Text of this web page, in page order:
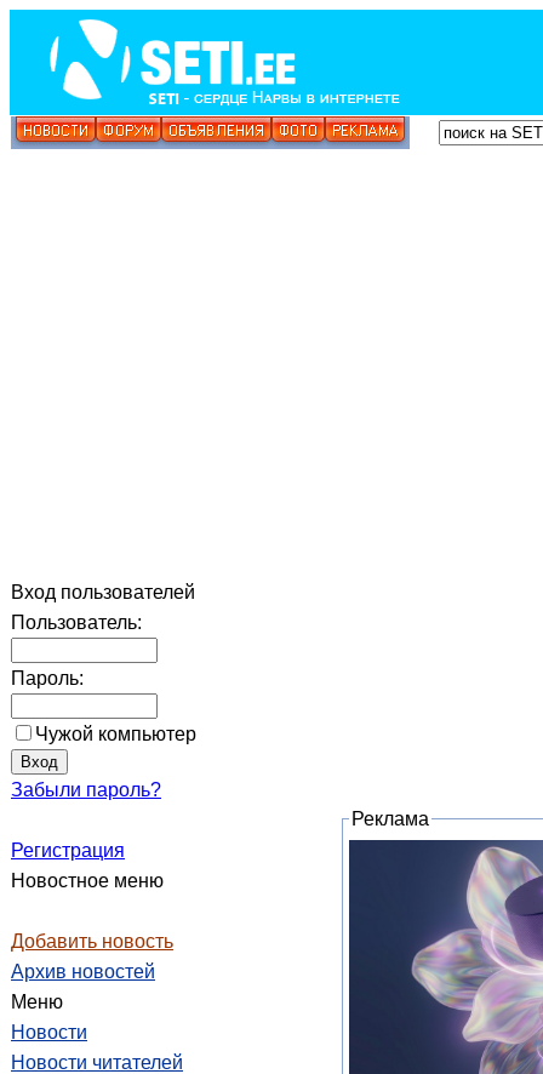
Вход пользователей
Пользователь:
Пароль:
Чужой компьютер
Забыли пароль?
Регистрация
Новостное меню
Добавить новость
Архив новостей
Меню
Новости
Новости читателей
Реклама